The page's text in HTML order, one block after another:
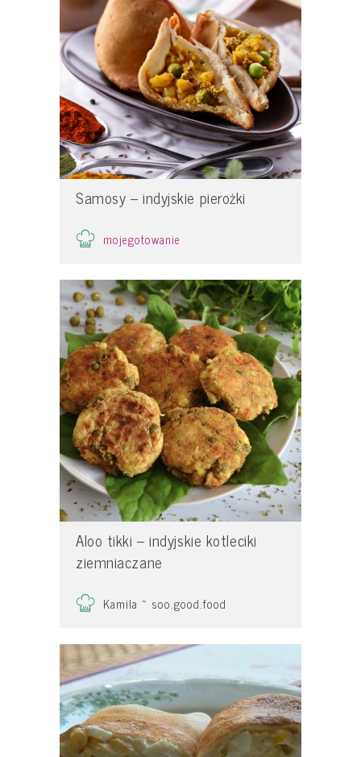
Samosy – indyjskie pierożki
mojegotowanie
Aloo tikki – indyjskie kotleciki
ziemniaczane
Kamila ~ soo.good.food